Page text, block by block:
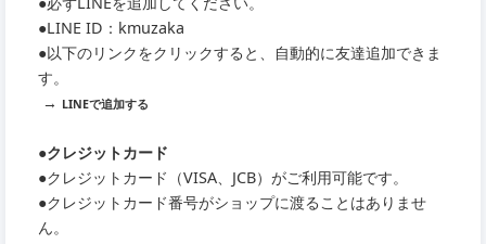
●LINE ID：kmuzaka
●以下のリンクをクリックすると、自動的に友達追加できま
す。
→ LINEで追加する
●クレジットカード
●クレジットカード（VISA、JCB）がご利用可能です。
●クレジットカード番号がショップに渡ることはありませ
ん。